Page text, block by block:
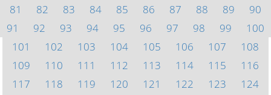
81
82 83 84 85 86 87 88 89
90
91
92 93 94 95 96 97 98 99
100
101
102 103 104 105 106 107
108
109
110 111 112 113 114 115
116
117
118 119 120 121 122 123
124